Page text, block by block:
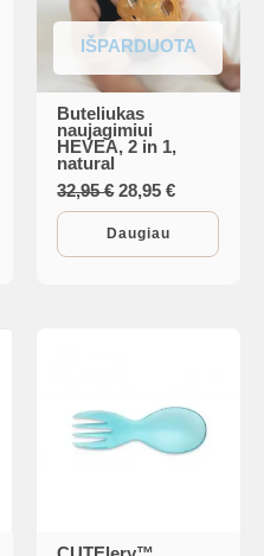
IŠPARDUOTA
Buteliukas
naujagimiui
HEVEA, 2 in 1,
natural
32,95€ Original
price
was:
32,95 €.
28,95€Current
price
28,95 €.
Daugiau